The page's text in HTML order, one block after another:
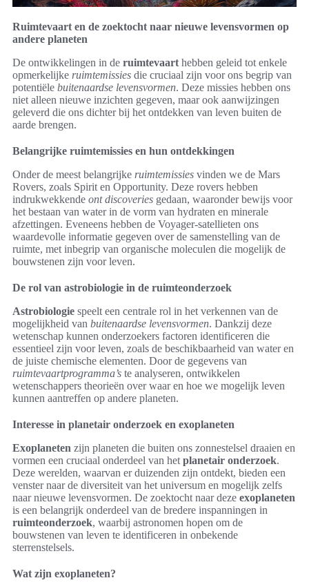
Ruimtevaart en de zoektocht naar nieuwe levensvormen op
andere planeten
De ontwikkelingen in de ruimtevaart hebben geleid tot enkele
opmerkelijke ruimtemissies die cruciaal zijn voor ons begrip van
potentiële buitenaardse levensvormen. Deze missies hebben ons
niet alleen nieuwe inzichten gegeven, maar ook aanwijzingen
geleverd die ons dichter bij het ontdekken van leven buiten de
aarde brengen.
Belangrijke ruimtemissies en hun ontdekkingen
Onder de meest belangrijke ruimtemissies vinden we de Mars
Rovers, zoals Spirit en Opportunity. Deze rovers hebben
indrukwekkende ont discoveries gedaan, waaronder bewijs voor
het bestaan van water in de vorm van hydraten en minerale
afzettingen. Eveneens hebben de Voyager-satellieten ons
waardevolle informatie gegeven over de samenstelling van de
ruimte, met inbegrip van organische moleculen die mogelijk de
bouwstenen zijn voor leven.
De rol van astrobiologie in de ruimteonderzoek
Astrobiologie speelt een centrale rol in het verkennen van de
mogelijkheid van buitenaardse levensvormen. Dankzij deze
wetenschap kunnen onderzoekers factoren identificeren die
essentieel zijn voor leven, zoals de beschikbaarheid van water en
de juiste chemische elementen. Door de gegevens van
ruimtevaartprogramma’s te analyseren, ontwikkelen
wetenschappers theorieën over waar en hoe we mogelijk leven
kunnen aantreffen op andere planeten.
Interesse in planetair onderzoek en exoplaneten
Exoplaneten zijn planeten die buiten ons zonnestelsel draaien en
vormen een cruciaal onderdeel van het planetair onderzoek.
Deze werelden, waarvan er duizenden zijn ontdekt, bieden een
venster naar de diversiteit van het universum en mogelijk zelfs
naar nieuwe levensvormen. De zoektocht naar deze exoplaneten
is een belangrijk onderdeel van de bredere inspanningen in
ruimteonderzoek, waarbij astronomen hopen om de
bouwstenen van leven te identificeren in onbekende
sterrenstelsels.
Wat zijn exoplaneten?